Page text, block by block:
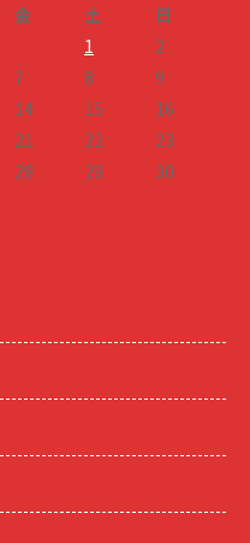
金 土
日
1
2
7 8
9
14 15
16
21 22
23
28 29
30